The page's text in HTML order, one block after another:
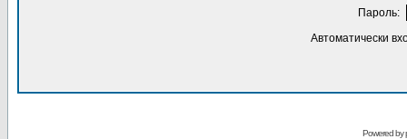
Пароль:
Автоматически
Powered by